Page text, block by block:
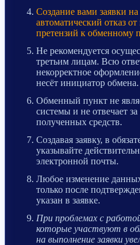
Создание вами заявки
автоматический отказ
претензий к обменному
Не рекомендуется
третьим лицам. Всю
некорректное
несёт инициатор обмена.
Обменный пункт не
системы и не отвечает
полученных средств.
Создавая заявку, в
указывайте
электронной почты.
Любое изменение
только после
указан в заявке.
При проблемах с
которые участвуют в
на выполнение заявки